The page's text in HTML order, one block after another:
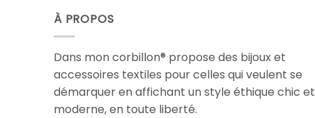
À PROPOS
Dans mon corbillon® propose des bijoux et
accessoires textiles pour celles qui veulent se
démarquer en affichant un style éthique chic et
moderne, en toute liberté.